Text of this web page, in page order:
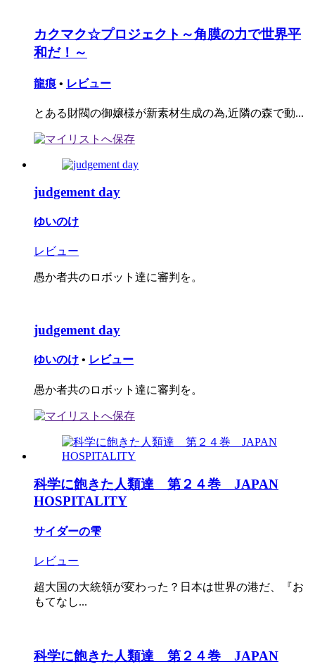
カクマク☆プロジェクト～角膜の力で世界平
和だ！～
龍痕 • レビュー
とある財閥の御嬢様が新素材生成の為,近隣の森で動...
judgement day
ゆいのけ
レビュー
愚か者共のロボット達に審判を。
judgement day
ゆいのけ • レビュー
愚か者共のロボット達に審判を。
科学に飽きた人類達 第２４巻 JAPAN
HOSPITALITY
サイダーの雫
レビュー
超大国の大統領が変わった？日本は世界の港だ、『お
もてなし...
科学に飽きた人類達 第２４巻 JAPAN